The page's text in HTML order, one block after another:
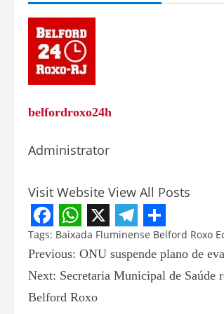
belfordroxo24h
Administrator
Visit Website View All Posts
Facebook
WhatsApp
X Telegram
Share
Tags: Baixada Fluminense Belford Roxo
Previous: ONU suspende plano de
Next: Secretaria Municipal de Saúde
Belford Roxo